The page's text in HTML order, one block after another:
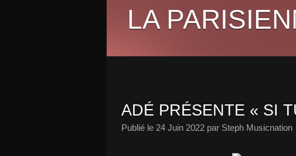
LA
ADÉ PRÉSENTE « SI
Publié le 24 Juin 2022 par Steph Musicnation